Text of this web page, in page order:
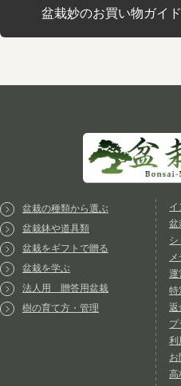
盆栽妙のお買い物ガイ
盆栽の種類から選ぶ
盆栽鉢や道具類
盆栽をギフトで贈る
盆栽を学ぶ
法人用 贈答用盆栽
樹の育て方・管理
盆
シ
運
特
返
プ
利
お
高